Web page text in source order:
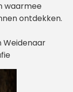
waarmee
ontdekken.
Weidenaar